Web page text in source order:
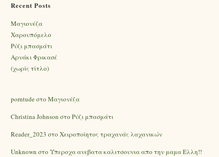
Recent Posts
Mαγιονέζα
Χαρουπόμελο
Ρύζι μπασμάτι
Αρνάκι Φρικασέ
(χωρίς τίτλο)
porntudeστοMαγιονέζα
Christina Johnson στοΡύζι μπασμάτι
Reader_2023 στοΧειροποίητος τραχανάς λαχανικών
Unknown στοΥπεροχα ανεβατα καλιτσουνια απο την μαμα Ελλη!!